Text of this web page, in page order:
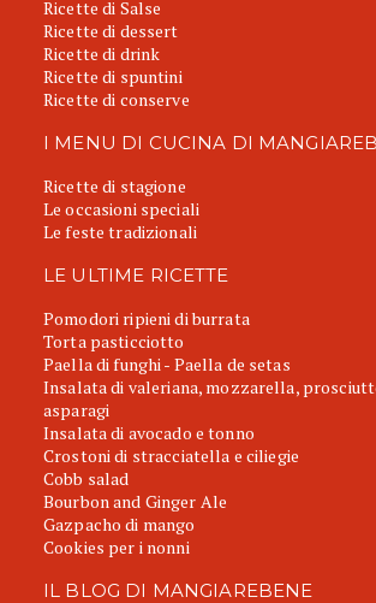
Ricette di Salse
Ricette di dessert
Ricette di drink
Ricette di spuntini
Ricette di conserve
I MENU DI CUCINA DI
Ricette di stagione
Le occasioni speciali
Le feste tradizionali
LE ULTIME RICETTE
Pomodori ripieni di burrata
Torta pasticciotto
Paella di funghi - Paella de setas
Insalata di valeriana, mozzarella,
asparagi
Insalata di avocado e tonno
Crostoni di stracciatella e ciliegie
Cobb salad
Bourbon and Ginger Ale
Gazpacho di mango
Cookies per i nonni
IL BLOG DI MANGIAREBENE